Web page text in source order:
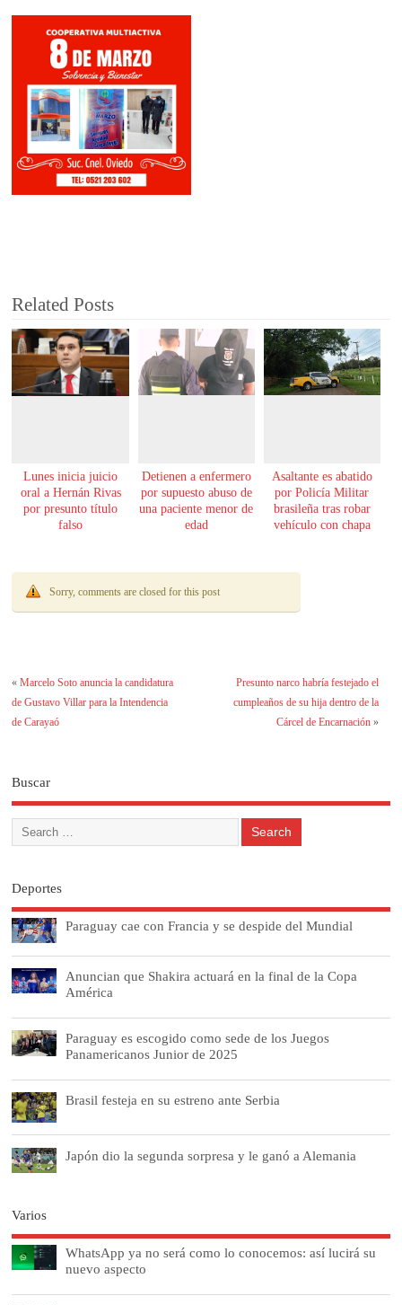
Related Posts
Lunes inicia juicio
oral a Hernán Rivas
por presunto título
falso
Detienen a enfermero
por supuesto abuso de
una paciente menor de
edad
Asaltante es abatido
por Policía Militar
brasileña tras robar
vehículo con chapa
Sorry, comments are closed for this post
«Marcelo Soto anuncia la candidatura
de Gustavo Villar para la Intendencia
de Carayaó
Presunto narco habría festejado el
cumpleaños de su hija dentro de la
Cárcel de Encarnación»
Buscar
Deportes
Paraguay cae con Francia y se despide del Mundial
Anuncian que Shakira actuará en la final de la Copa
América
Paraguay es escogido como sede de los Juegos
Panamericanos Junior de 2025
Brasil festeja en su estreno ante Serbia
Japón dio la segunda sorpresa y le ganó a Alemania
Varios
WhatsApp ya no será como lo conocemos: así lucirá su
nuevo aspecto